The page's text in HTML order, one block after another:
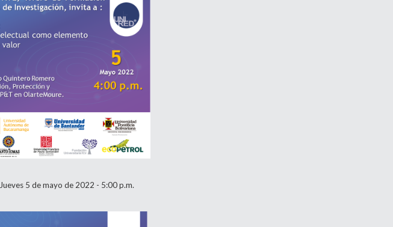
5 de mayo de 2022 - 5:00 p.m.